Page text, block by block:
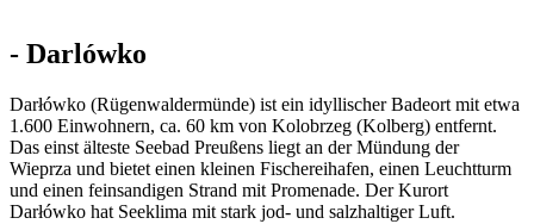
- Darlówko
Darłówko (Rügenwaldermünde) ist ein idyllischer Badeort mit etwa
1.600 Einwohnern, ca. 60 km von Kolobrzeg (Kolberg) entfernt.
Das einst älteste Seebad Preußens liegt an der Mündung der
Wieprza und bietet einen kleinen Fischereihafen, einen Leuchtturm
und einen feinsandigen Strand mit Promenade. Der Kurort
Darłówko hat Seeklima mit stark jod- und salzhaltiger Luft.